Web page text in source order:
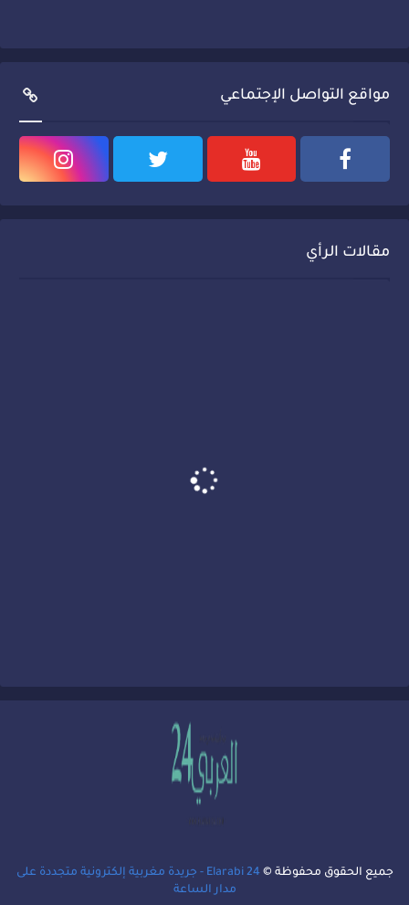
مواقع التواصل الإجتماعي
مقالات الرأي
جميع الحقوق محفوظة ©
Elarabi 24 - جريدة مغربية إلكترونية متجددة على
مدار الساعة